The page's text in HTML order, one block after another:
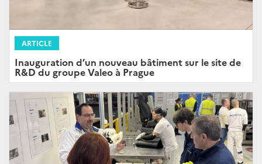
ARTICLE
Inauguration d’un nouveau bâtiment sur le site de
R&D du groupe Valeo à Prague